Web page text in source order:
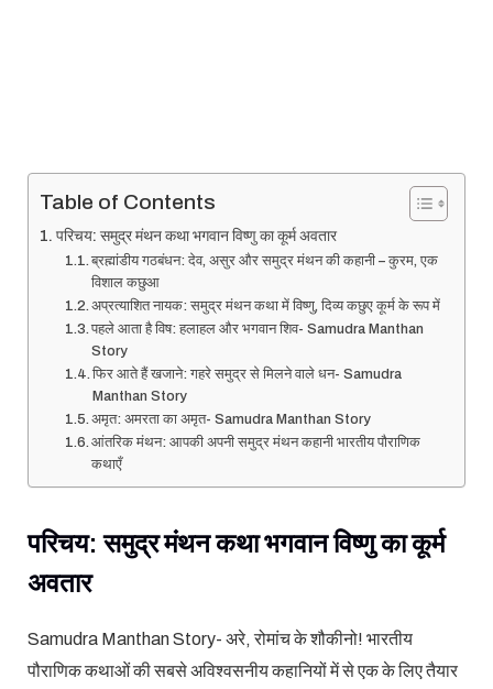
Table of Contents
परिचय: समुद्र मंथन कथा भगवान विष्णु का कूर्म अवतार
ब्रह्मांडीय गठबंधन: देव, असुर और समुद्र मंथन की कहानी – कुरम, एक
विशाल कछुआ
अप्रत्याशित नायक: समुद्र मंथन कथा में विष्णु, दिव्य कछुए कूर्म के रूप में
पहले आता है विष: हलाहल और भगवान शिव- Samudra Manthan
Story
फिर आते हैं खजाने: गहरे समुद्र से मिलने वाले धन- Samudra
Manthan Story
अमृत: अमरता का अमृत- Samudra Manthan Story
आंतरिक मंथन: आपकी अपनी समुद्र मंथन कहानी भारतीय पौराणिक
कथाएँ
परिचय: समुद्र मंथन कथा भगवान विष्णु का कूर्म
अवतार
Samudra Manthan Story- अरे, रोमांच के शौकीनो! भारतीय
पौराणिक कथाओं की सबसे अविश्वसनीय कहानियों में से एक के लिए तैयार